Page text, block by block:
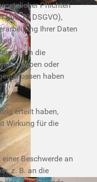
Pflichten
(Art. 18 DSGVO),
Ihrer Daten
Sie in die
haben oder
haben
erteilt haben,
Wirkung für die
Beschwerde an
z. B. an die